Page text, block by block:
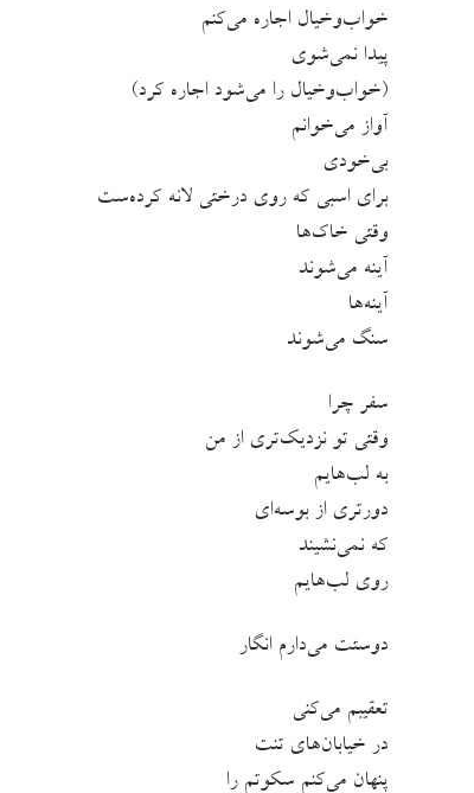
خواب‌وخیال اجاره می‌کنم
پیدا نمی‌شوی
(خواب‌وخیال را می‌شود اجاره کرد)
آواز می‌خوانم
بی‌خودی
برای اسبی که روی درختی لانه کرده‌ست
وقتی خاک‌ها
آینه می‌شوند
آینه‌ها
سنگ می‌شوند
سفر چرا
وقتی تو نزدیک‌تری از من
به لب‌هایم
دورتری از بوسه‌ای
که نمی‌نشیند
روی لب‌هایم
دوستت می‌دارم انگار
تعقیبم می‌کنی
در خیابان‌های تنت
پنهان می‌کنم سکوتم را